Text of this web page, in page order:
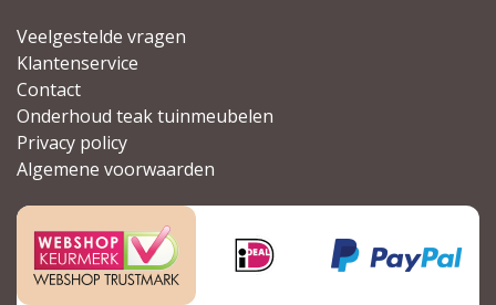
Veelgestelde vragen
Klantenservice
Contact
Onderhoud teak tuinmeubelen
Privacy policy
Algemene voorwaarden